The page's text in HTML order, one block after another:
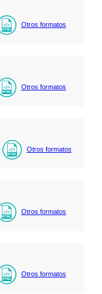
Otros formatos
Otros formatos
Otros formatos
Otros formatos
Otros formatos